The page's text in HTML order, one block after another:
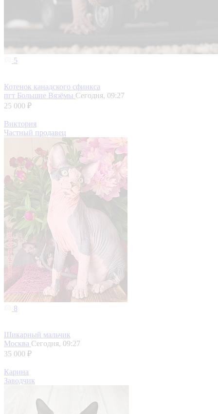
5
Котенок канадского сфинкса
пгт Большие Вязёмы Сегодня, 09:27
25 000 ₽
Виктория
Частный продавец
8
Шикарный мальчик
Москва Сегодня, 09:27
35 000 ₽
Карина
Заводчик